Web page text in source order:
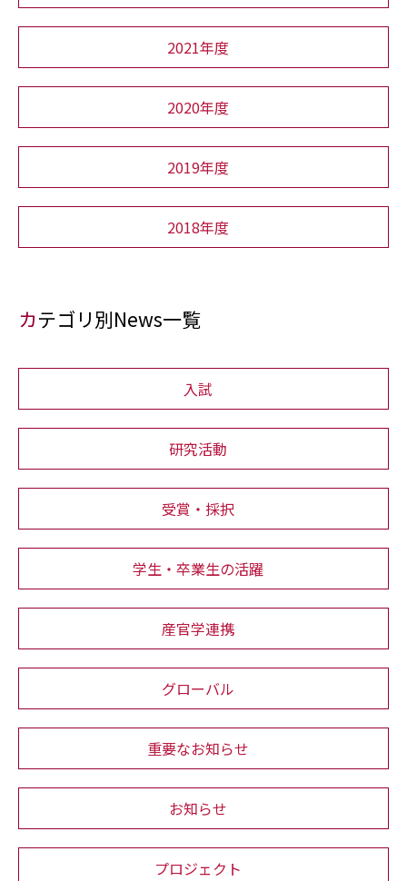
2021年度
2020年度
2019年度
2018年度
カテゴリ別News一覧
入試
研究活動
受賞・採択
学生・卒業生の活躍
産官学連携
グローバル
重要なお知らせ
お知らせ
プロジェクト